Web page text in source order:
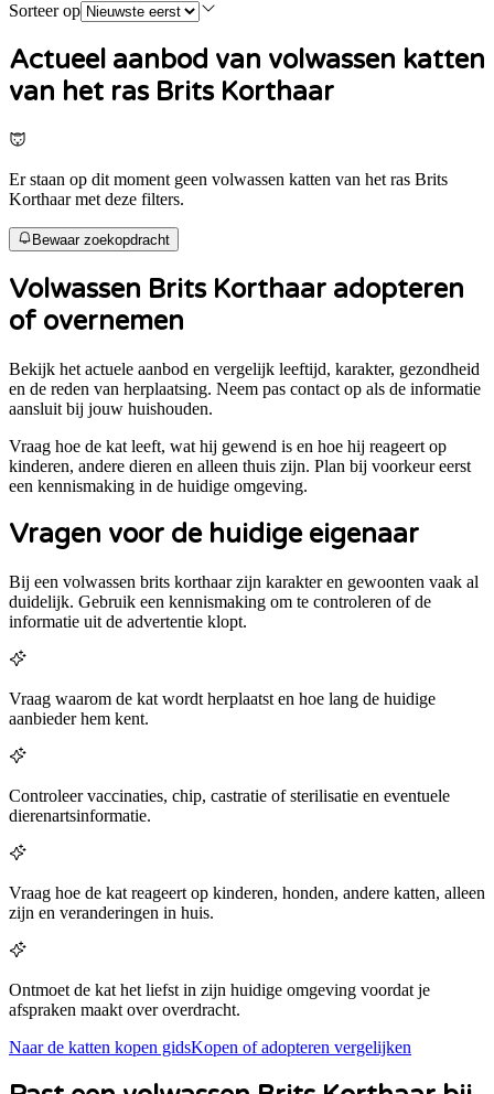
Sorteer op
Actueel aanbod van volwassen katten
van het ras Brits Korthaar
Er staan op dit moment geen volwassen katten van het ras Brits
Korthaar met deze filters.
Bewaar zoekopdracht
Volwassen Brits Korthaar adopteren
of overnemen
Bekijk het actuele aanbod en vergelijk leeftijd, karakter, gezondheid
en de reden van herplaatsing. Neem pas contact op als de informatie
aansluit bij jouw huishouden.
Vraag hoe de kat leeft, wat hij gewend is en hoe hij reageert op
kinderen, andere dieren en alleen thuis zijn. Plan bij voorkeur eerst
een kennismaking in de huidige omgeving.
Vragen voor de huidige eigenaar
Bij een volwassen brits korthaarzijn karakter en gewoonten vaak al
duidelijk. Gebruik een kennismaking om te controleren of de
informatie uit de advertentie klopt.
Vraag waarom de kat wordt herplaatst en hoe lang de huidige
aanbieder hem kent.
Controleer vaccinaties, chip, castratie of sterilisatie en eventuele
dierenartsinformatie.
Vraag hoe de kat reageert op kinderen, honden, andere katten, alleen
zijn en veranderingen in huis.
Ontmoet de kat het liefst in zijn huidige omgeving voordat je
afspraken maakt over overdracht.
Naar de katten kopen gidsKopen of adopteren vergelijken